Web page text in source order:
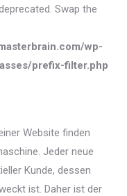
Swap the
wp-
prefix-filter.php
Website finden
Jeder neue
Kunde, dessen
ist. Daher ist der